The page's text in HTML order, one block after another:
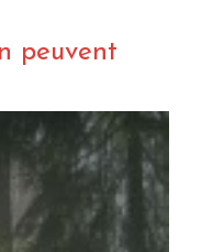
peuvent